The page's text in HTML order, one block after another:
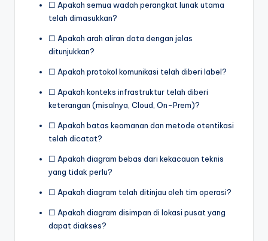
☐ Apakah semua wadah perangkat lunak utama
telah dimasukkan?
☐ Apakah arah aliran data dengan jelas
ditunjukkan?
☐ Apakah protokol komunikasi telah diberi label?
☐ Apakah konteks infrastruktur telah diberi
keterangan (misalnya, Cloud, On-Prem)?
☐ Apakah batas keamanan dan metode otentikasi
telah dicatat?
☐ Apakah diagram bebas dari kekacauan teknis
yang tidak perlu?
☐ Apakah diagram telah ditinjau oleh tim operasi?
☐ Apakah diagram disimpan di lokasi pusat yang
dapat diakses?